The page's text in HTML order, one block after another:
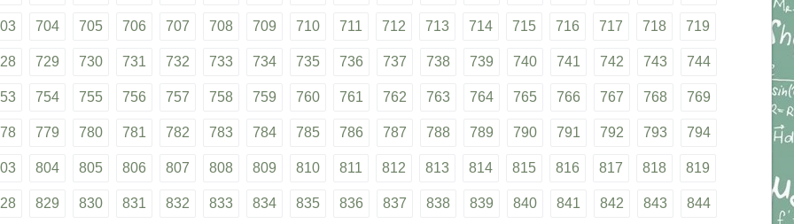
704 705 706 707 708 709 710 711 712 713 714 715 716 717 718 719
729 730 731 732 733 734 735 736 737 738 739 740 741 742 743 744
754 755 756 757 758 759 760 761 762 763 764 765 766 767 768 769
779 780 781 782 783 784 785 786 787 788 789 790 791 792 793 794
804 805 806 807 808 809 810 811 812 813 814 815 816 817 818 819
829 830 831 832 833 834 835 836 837 838 839 840 841 842 843 844